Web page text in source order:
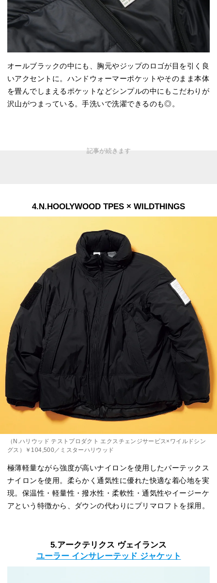
オールブラックの中にも、胸元やジップのロゴが目を引く良
いアクセントに。ハンドウォーマーポケットやそのまま本体
を畳んでしまえるポケットなどシンプルの中にもこだわりが
沢山がつまっている。手洗いで洗濯できるのも◎。
4.N.HOOLYWOOD TPES × WILDTHINGS
（N.ハリウッド テストプロダクト エクスチェンジサービス×ワイルドシン
グス）￥104,500／ミスターハリウッド
極薄軽量ながら強度が高いナイロンを使用したパーテックス
ナイロンを使用。柔らかく通気性に優れた快適な着心地を実
現。保温性・軽量性・撥水性・柔軟性・通気性やイージーケ
アという特徴から、ダウンの代わりにプリマロフトを採用。
5.アークテリクス ヴェイランス
ユーラー インサレーテッド ジャケット